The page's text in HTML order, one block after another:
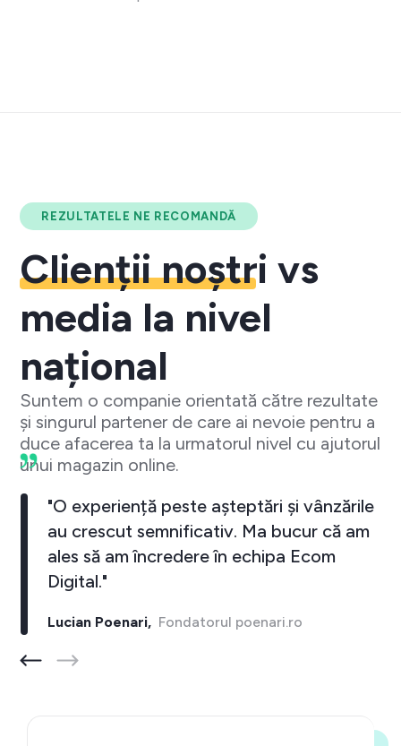
REZULTATELE NE RECOMANDĂ
Clienții noștri vs
media la nivel
național
Suntem o companie orientată către rezultate
și singurul partener de care ai nevoie pentru a
duce afacerea ta la urmatorul nivel cu ajutorul
unui magazin online.
"O experiență peste așteptări și vânzările
au crescut semnificativ. Ma bucur că am
ales să am încredere în echipa Ecom
Digital."
Lucian Poenari,Fondatorul poenari.ro